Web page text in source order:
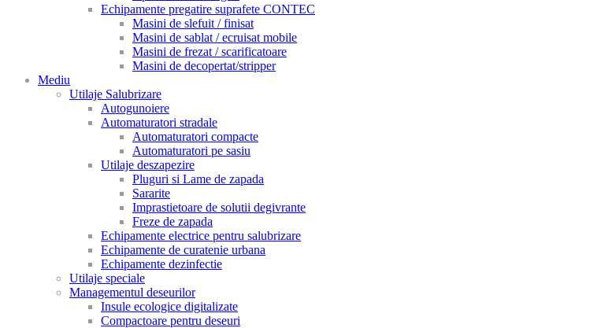
Echipamente pregatire suprafete CONTEC
Masini de slefuit / finisat
Masini de sablat / ecruisat mobile
Masini de frezat / scarificatoare
Masini de decopertat/stripper
Mediu
Utilaje Salubrizare
Autogunoiere
Automaturatori stradale
Automaturatori compacte
Automaturatori pe sasiu
Utilaje deszapezire
Pluguri si Lame de zapada
Sararite
Imprastietoare de solutii degivrante
Freze de zapada
Echipamente electrice pentru salubrizare
Echipamente de curatenie urbana
Echipamente dezinfectie
Utilaje speciale
Managementul deseurilor
Insule ecologice digitalizate
Compactoare pentru deseuri